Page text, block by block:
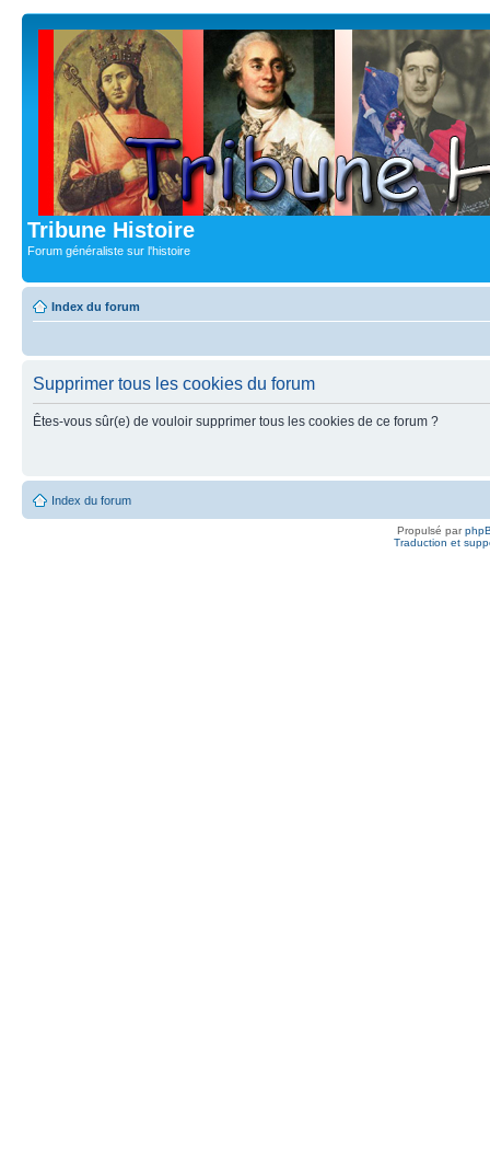
Tribune Histoire
Forum généraliste sur l'histoire
Index du forum
Supprimer tous les cookies du forum
Êtes-vous sûr(e) de vouloir supprimer tous les cookies de ce forum ?
Index du forum
Propulsé par
Traduction et